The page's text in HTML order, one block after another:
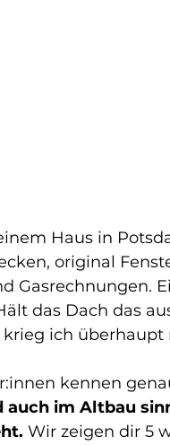
Haus in
original
Gasrechnungen.
das Dach das
ich überhaupt
kennen
auch im Altbau
Wir zeigen dir 5